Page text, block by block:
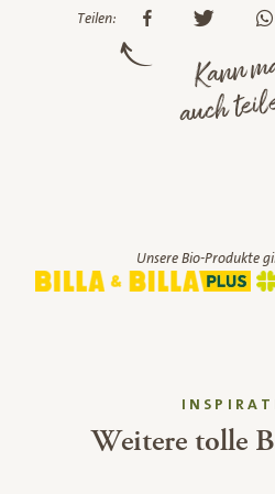
Teilen:
Kann
auch
Unsere Bio-Produkte
Weitere tolle